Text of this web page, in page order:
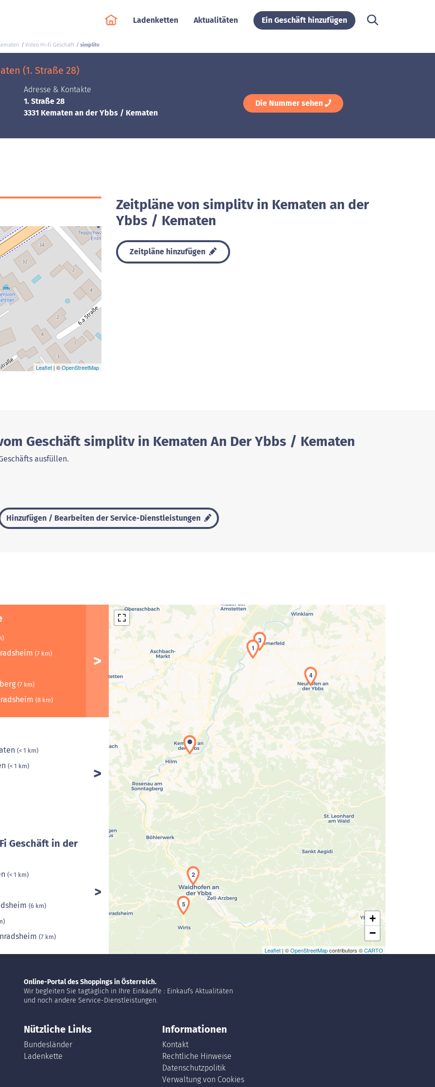
Ladenketten Aktualitäten Ein Geschäft hinzufügen
Video Hi-Fi Geschäft simplitv
(1. Straße 28)
Adresse & Kontakte
1. Straße 28
3331 Kematen an der Ybbs / Kematen
Die Nummer sehen
Leaflet | ©OpenStreetMap
Zeitpläne von simplitv in Kematen an der
Ybbs / Kematen
Zeitpläne hinzufügen
Geschäft simplitv in Kematen An Der Ybbs / Kematen
ausfüllen.
Hinzufügen / Bearbeiten der Service-Dienstleistungen
(7 km)
(7 km)
(8 km)
(< 1 km)
(< 1 km)
Geschäft in der
(< 1 km)
(6 km)
(7 km)
Laden der Karte...
1
2
3
4
5
+
−
Leaflet | ©OpenStreetMapcontributors ©CARTO
Online-Portal des Shoppings in Österreich.
Wir begleiten Sie tagtäglich in Ihre Einkäuffe : Einkaufs Aktualitäten
und noch andere Service-Dienstleistungen.
Nützliche Links
Bundesländer
Ladenkette
Informationen
Kontakt
Rechtliche Hinweise
Datenschutzpolitik
Verwaltung von Cookies